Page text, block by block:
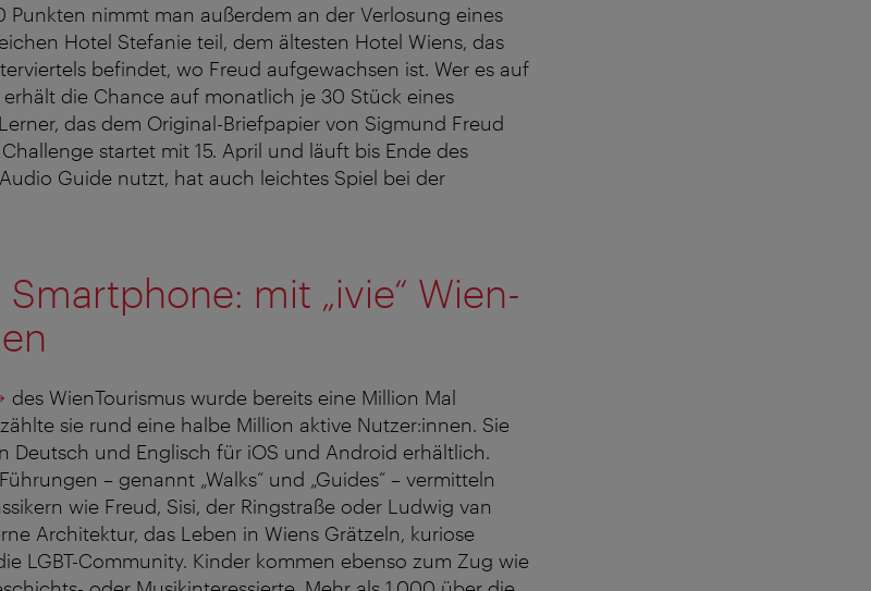
Punkten nimmt man außerdem an der Verlosung eines
Hotel Stefanie teil, dem ältesten Hotel Wiens, das
befindet, wo Freud aufgewachsen ist. Wer es auf
die Chance auf monatlich je 30 Stück eines
das dem Original-Briefpapier von Sigmund Freud
startet mit 15. April und läuft bis Ende des
Guide nutzt, hat auch leichtes Spiel bei der
mit „ivie“ Wien-
des WienTourismus wurde bereits eine Million Mal
sie rund eine halbe Million aktive Nutzer:innen. Sie
Deutsch und Englisch für iOS und Android erhältlich.
– genannt „Walks“ und „Guides“ – vermitteln
wie Freud, Sisi, der Ringstraße oder Ludwig van
Architektur, das Leben in Wiens Grätzeln, kuriose
LGBT-Community. Kinder kommen ebenso zum Zug wie